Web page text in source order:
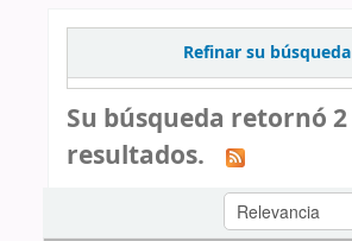
Refinar su búsqueda
Su búsqueda retornó 2
resultados.